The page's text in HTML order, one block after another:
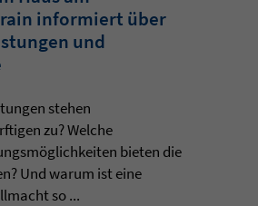
informiert über
und
stehen
zu? Welche
bieten die
Und warum ist eine
so ...